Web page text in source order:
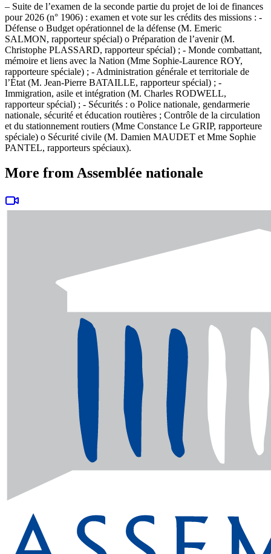
– Suite de l’examen de la seconde partie du projet de loi de finances
pour 2026 (n° 1906) : examen et vote sur les crédits des missions : -
Défense o Budget opérationnel de la défense (M. Emeric
SALMON, rapporteur spécial) o Préparation de l’avenir (M.
Christophe PLASSARD, rapporteur spécial) ; - Monde combattant,
mémoire et liens avec la Nation (Mme Sophie-Laurence ROY,
rapporteure spéciale) ; - Administration générale et territoriale de
l’État (M. Jean-Pierre BATAILLE, rapporteur spécial) ; -
Immigration, asile et intégration (M. Charles RODWELL,
rapporteur spécial) ; - Sécurités : o Police nationale, gendarmerie
nationale, sécurité et éducation routières ; Contrôle de la circulation
et du stationnement routiers (Mme Constance Le GRIP, rapporteure
spéciale) o Sécurité civile (M. Damien MAUDET et Mme Sophie
PANTEL, rapporteurs spéciaux).
More from Assemblée nationale